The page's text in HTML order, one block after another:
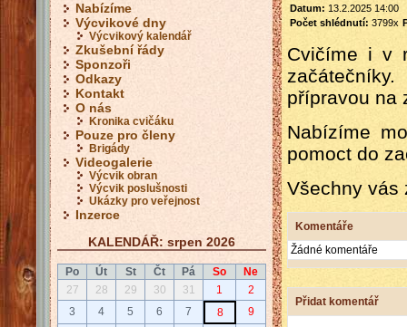
Datum: 13.2.2025 14:00
Počet shlédnutí: 3799x
Cvičíme i v
začátečníky.
přípravou na
Nabízíme
pomoct do
Všechny vás
Komentáře
Žádné komentáře
Přidat komentář
Nabízíme
Výcvikové dny
Výcvikový kalendář
Zkušební řády
Sponzoři
Odkazy
Kontakt
O nás
Kronika cvičáku
Pouze pro členy
Brigády
Videogalerie
Výcvik obran
Výcvik poslušnosti
Ukázky pro veřejnost
Inzerce
KALENDÁŘ: srpen 2026
Po Út St Čt Pá So
Ne
27
28 29 30 31 1
2
3
4 5 6 7 8
9